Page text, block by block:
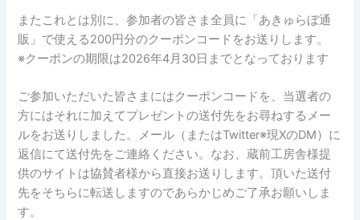
またこれとは別に、参加者の皆さま全員に「あきゅらぼ通
販」で使える200円分のクーポンコードをお送りします。
※クーポンの期限は2026年4月30日までとなっております
ご参加いただいた皆さまにはクーポンコードを、当選者の
方にはそれに加えてプレゼントの送付先をお尋ねするメー
ルをお送りしました。メール（またはTwitter※現XのDM）に
返信にて送付先をご連絡ください。なお、蔵前工房舎様提
供のサイトは協賛者様から直接お送りします。頂いた送付
先をそちらに転送しますのであらかじめご了承お願いしま
す。